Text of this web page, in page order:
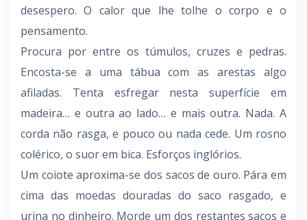
desespero. O calor que lhe tolhe o corpo e o
pensamento.
Procura por entre os túmulos, cruzes e pedras.
Encosta-se a uma tábua com as arestas algo
afiladas. Tenta esfregar nesta superfície em
madeira… e outra ao lado… e mais outra. Nada. A
corda não rasga, e pouco ou nada cede. Um rosno
colérico, o suor em bica. Esforços inglórios.
Um coiote aproxima-se dos sacos de ouro. Pára em
cima das moedas douradas do saco rasgado, e
urina no dinheiro. Morde um dos restantes sacos e